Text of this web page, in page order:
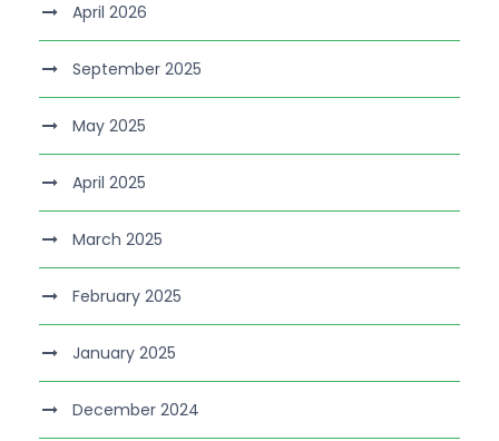
April 2026
September 2025
May 2025
April 2025
March 2025
February 2025
January 2025
December 2024